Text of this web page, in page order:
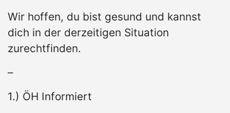
Wir hoffen, du bist gesund und kannst
dich in der derzeitigen Situation
zurechtfinden.
–
1.) ÖH Informiert